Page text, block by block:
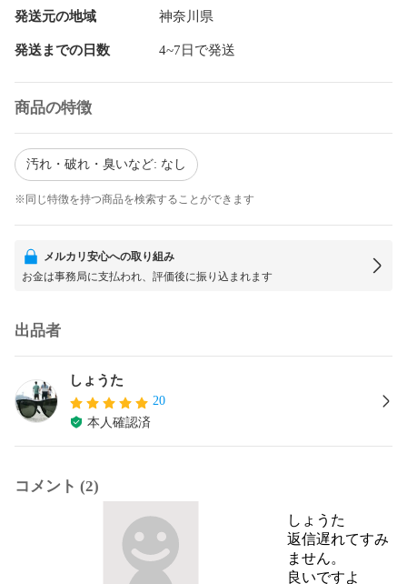
発送元の地域 神奈川県
発送までの日数 4~7日で発送
商品の特徴
汚れ・破れ・臭いなど: なし
※同じ特徴を持つ商品を検索することができます
メルカリ安心への取り組み
お金は事務局に支払われ、評価後に振り込まれます
出品者
しょうた
20
本人確認済
コメント (2)
しょうた
返信遅れてすみ
ません。
良いですよ